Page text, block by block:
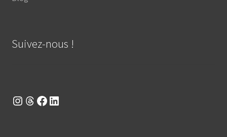
Suivez-nous !
Suivez-nous sur Instagram
Suivez-nous sur Threads
Suivez-nous sur Facebook
Suivez-nous sur LinkedIn